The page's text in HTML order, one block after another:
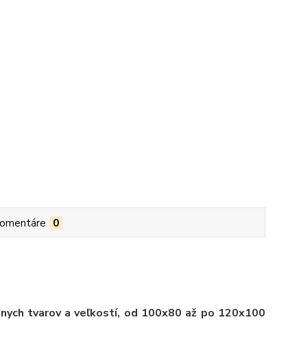
0
tvarov a veľkostí, od 100x80 až po 120x100